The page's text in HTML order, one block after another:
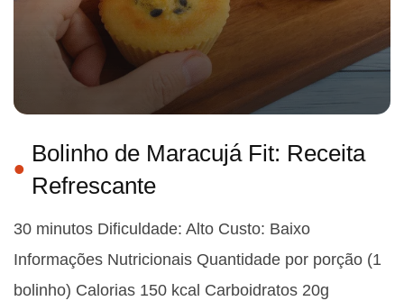
Bolinho de Maracujá Fit: Receita
Refrescante
30 minutos Dificuldade: Alto Custo: Baixo
Informações Nutricionais Quantidade por porção (1
bolinho) Calorias 150 kcal Carboidratos 20g